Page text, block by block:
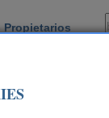
Propietarios